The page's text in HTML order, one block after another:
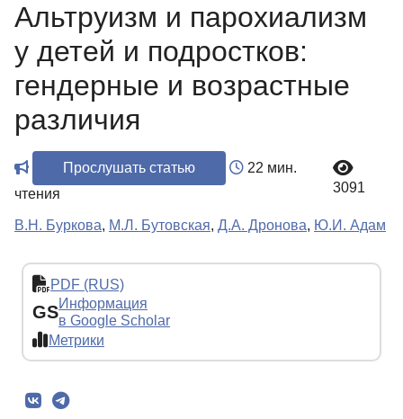
Альтруизм и парохиализм
у детей и подростков:
гендерные и возрастные
различия
Прослушать статью
22 мин.
чтения
3091
В.Н. Буркова, М.Л. Бутовская, Д.А. Дронова, Ю.И. Адам
PDF (RUS)
GSИнформация
в Google Scholar
Метрики